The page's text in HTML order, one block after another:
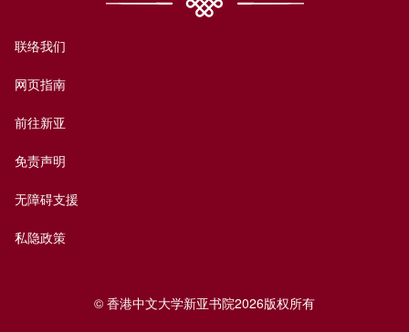
联络我们
网页指南
前往新亚
免责声明
无障碍支援
私隐政策
© 香港中文大学新亚书院2026版权所有